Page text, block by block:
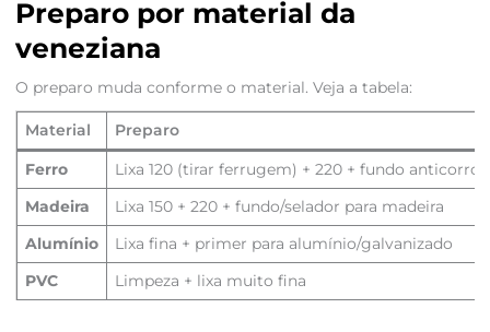
Preparo por material da
veneziana
O preparo muda conforme o material. Veja a tabela:
Material Preparo
Ferro Lixa 120 (tirar ferrugem) + 220 + fundo
Madeira Lixa 150 + 220 + fundo/selador para madeira
Alumínio Lixa fina + primer para alumínio/galvanizado
PVC Limpeza + lixa muito fina